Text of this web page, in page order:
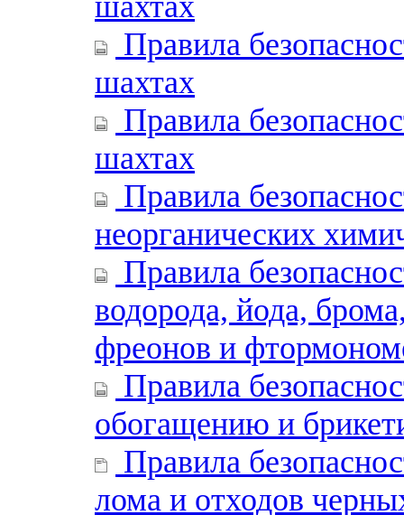
Правила
шахтах
Правила
шахтах
Правила
неорганических
Правила
водорода, йода,
фреонов и
Правила
обогащению и
Правила
лома и отходов